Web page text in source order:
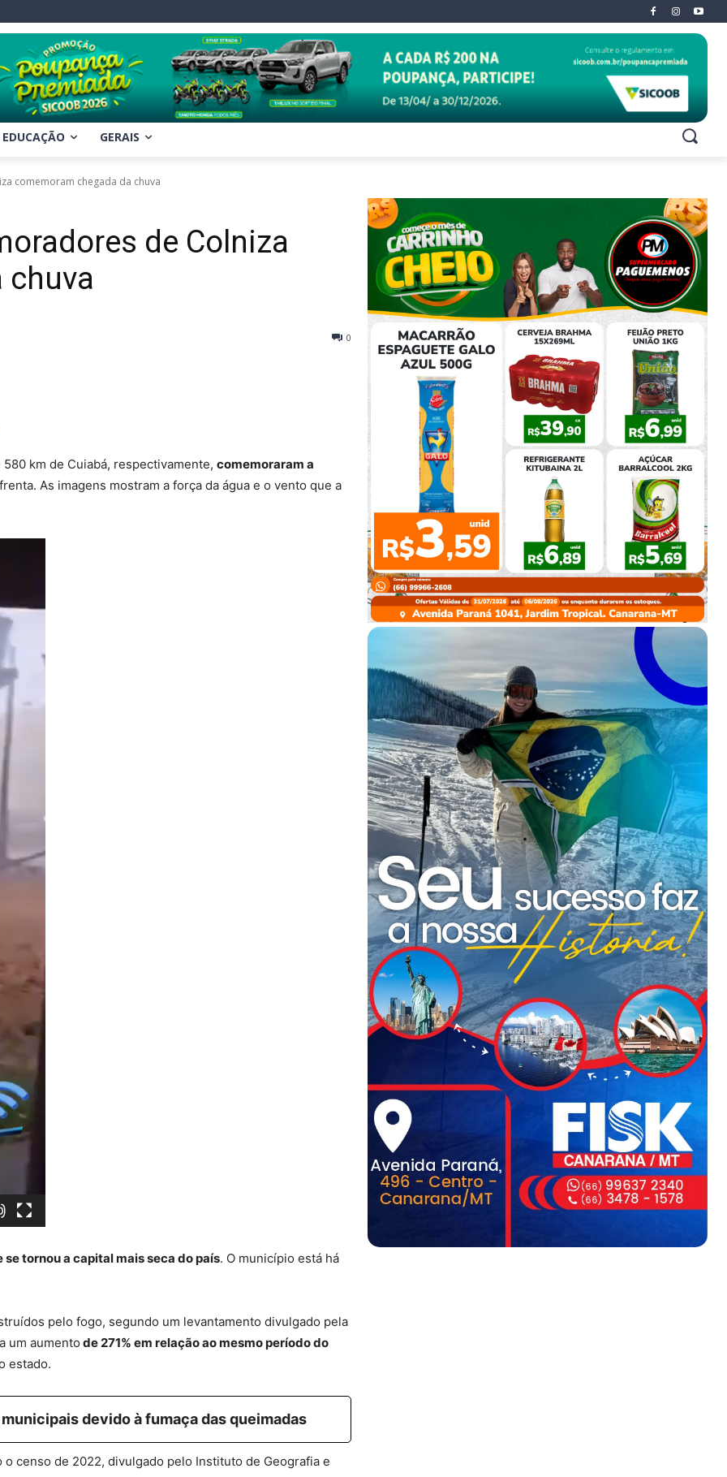
EDUCAÇÃO GERAIS
comemoram chegada da chuva
de Colniza
chuva
0
km de Cuiabá, respectivamente, comemoraram a
As imagens mostram a força da água e o vento que a
se tornou a capital mais seca do país. O município está há
pelo fogo, segundo um levantamento divulgado pela
um aumento de 271% em relação ao mesmo período do
estado.
devido à fumaça das queimadas
censo de 2022, divulgado pelo Instituto de Geografia e